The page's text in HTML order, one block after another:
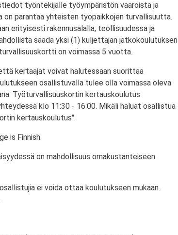
työntekijälle työympäristön vaaroista ja
parantaa yhteisten työpaikkojen turvallisuutta.
erityisesti rakennusalalla, teollisuudessa ja
saada yksi (1) kuljettajan jatkokoulutuksen
on voimassa 5 vuotta.
kertaajat voivat halutessaan suorittaa
osallistuvalla tulee olla voimassa oleva
Työturvallisuuskortin kertauskoulutus
klo 11:30 - 16:00. Mikäli haluat osallistua
kertauskoulutus".
is Finnish.
on mahdollisuus omakustanteiseen
ei voida ottaa koulutukseen mukaan.